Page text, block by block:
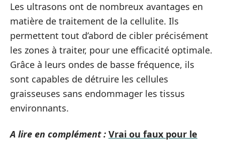
Les ultrasons ont de nombreux avantages en
matière de traitement de la cellulite. Ils
permettent tout d’abord de cibler précisément
les zones à traiter, pour une efficacité optimale.
Grâce à leurs ondes de basse fréquence, ils
sont capables de détruire les cellules
graisseuses sans endommager les tissus
environnants.
A lire en complément : Vrai ou faux pour le